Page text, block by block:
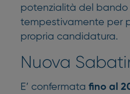
potenzialità del
tempestivamente per
propria candidatura.
Nuova
E’ confermata fino al